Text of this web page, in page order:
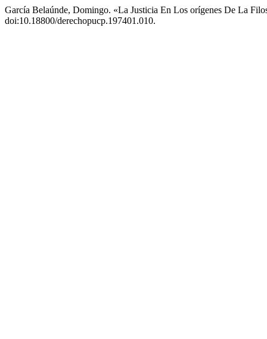
García Belaúnde, Domingo. «La Justicia En Los orígenes De La
doi:10.18800/derechopucp.197401.010.